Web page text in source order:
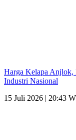
Harga Kelapa Anjlok,
Industri Nasional
15 Juli 2026 | 20:43